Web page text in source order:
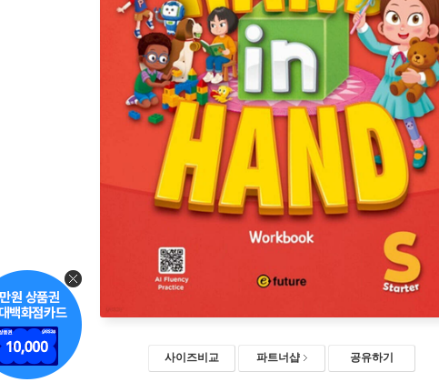
사이즈비교 파트너샵 공유하기